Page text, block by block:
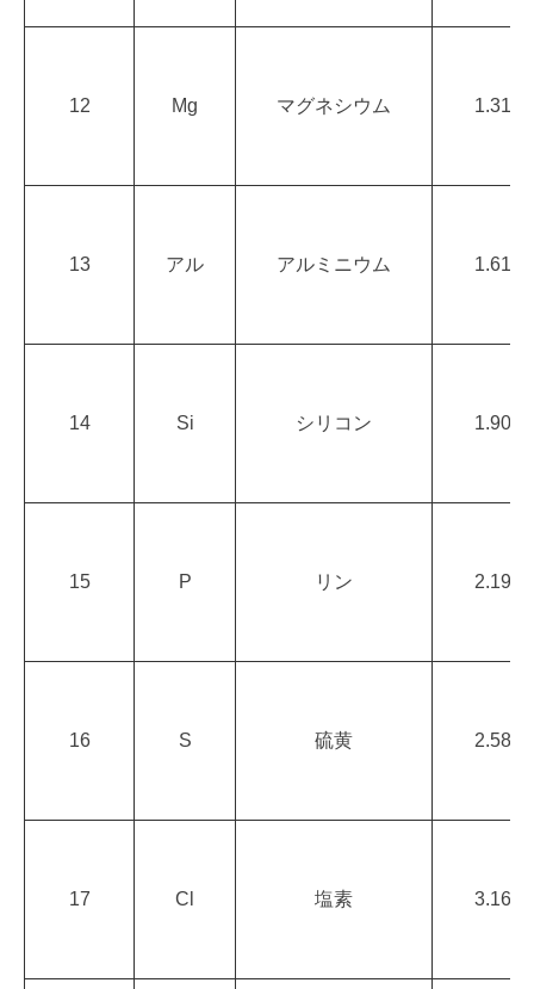
12 Mg マグネシウム 1.31
13 アル アルミニウム 1.61
14 Si シリコン 1.90
15 P リン 2.19
16 S 硫黄 2.58
17 Cl 塩素 3.16